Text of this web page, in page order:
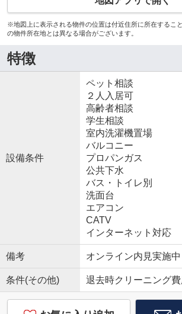
※地図上に表示される物件の位置は付近住所に所在するこ
の物件所在地とは異なる場合がございます。
特徴
設備条件
ペット相談
２人入居可
高齢者相談
学生相談
室内洗濯機置場
バルコニー
プロパンガス
公共下水
バス・トイレ別
洗面台
エアコン
CATV
インターネット対応
備考 オンライン内見実施中
条件(その他) 退去時クリーニング